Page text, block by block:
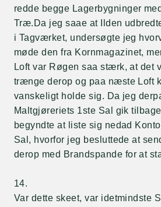
redde begge Lagerbygninger
Træ.Da jeg saae at Ilden
i Tagværket, undersøgte jeg
møde den fra Kornmagazinet,
Loft var Røgen saa stærk, at det
trænge derop og paa næste Loft
vanskeligt holde sig. Da jeg
Maltgjøreriets 1ste Sal gik
begyndte at liste sig nedad
Sal, hvorfor jeg besluttede at
derop med Brandspande for at
14.
Var dette skeet, var idetmindste